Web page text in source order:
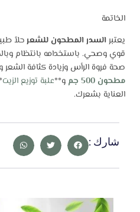
الخاتمة
يعتبرالسدر المطحون للشعرحلاً
قوي وصحي. باستخدامه بانتظام
صحة فروة الرأس وزيادة كثافة الشعر
مطحون 500 جم
و**علبة توزيع الزيت
العناية بشعرك.
شارك :